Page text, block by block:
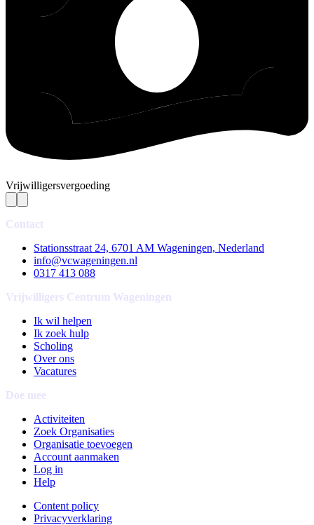
Vrijwilligersvergoeding
Contact
Stationsstraat 24, 6701 AM Wageningen, Nederland
info@vcwageningen.nl
0317 413 088
Vrijwilligers Centrum Wageningen
Ik wil helpen
Ik zoek hulp
Scholing
Over ons
Vacatures
Doe mee
Activiteiten
Zoek Organisaties
Organisatie toevoegen
Account aanmaken
Log in
Help
Content policy
Privacyverklaring